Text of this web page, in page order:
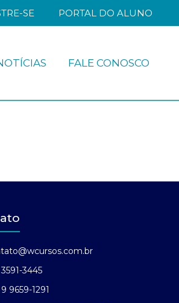
SE PORTAL DO ALUNO
FALE CONOSCO
3591-3445
9 9659-1291